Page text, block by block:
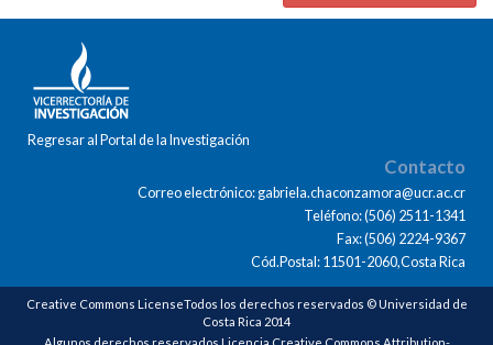
Regresar al Portal de la Investigación
Contacto
Correo electrónico: gabriela.chaconzamora@ucr.ac.cr
Teléfono: (506) 2511-1341
Fax: (506) 2224-9367
Cód.Postal: 11501-2060,Costa Rica
Creative Commons LicenseTodos los derechos reservados © Universidad de
Costa Rica 2014